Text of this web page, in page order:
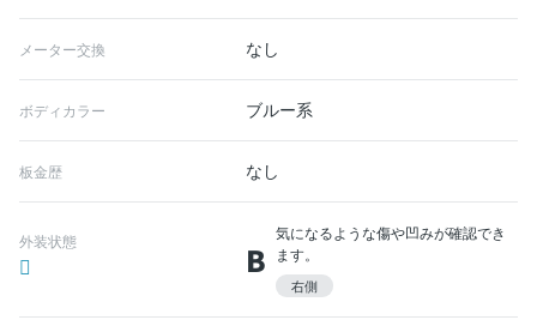
メーター交換 なし
ボディカラー ブルー系
板金歴 なし
外装状態 B
気になるような傷や凹みが確認でき
ます。
右側